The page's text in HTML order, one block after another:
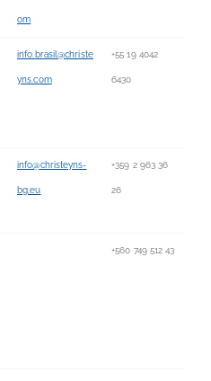
om
info.brasil@christe
yns.com
+55 19 4042
6430
info@christeyns-
bg.eu
+359 2 963 36
26
+560 749 512 43